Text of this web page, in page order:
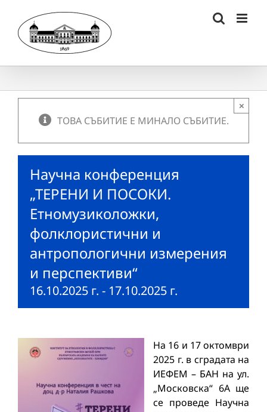
content
ТОВА СЪБИТИЕ Е МИНАЛО СЪБИТИЕ.
×
Научна конференция
„ТЕРЕНИ И ПОСОКИ.
Етномузиколожки,
фолклористични и
антропологични измерения
и перспективи“
16.10.2025 г. - 17.10.2025 г.
На 16 и 17 октомври
2025 г. в сградата на
ИЕФЕМ – БАН на ул.
„Московска“ 6A ще
се проведе Научна